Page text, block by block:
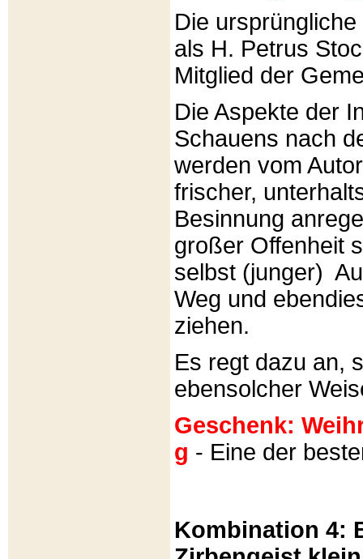
Die
als H. Petrus
Mitglied der
Die Aspekte der
Schauens nach
werden vom
frischer,
Besinnung
großer Offenheit
selbst (junger)
Weg und
ziehen.
Es regt dazu an,
ebensolcher
Geschenk:
g - Eine der
Kombination 4: